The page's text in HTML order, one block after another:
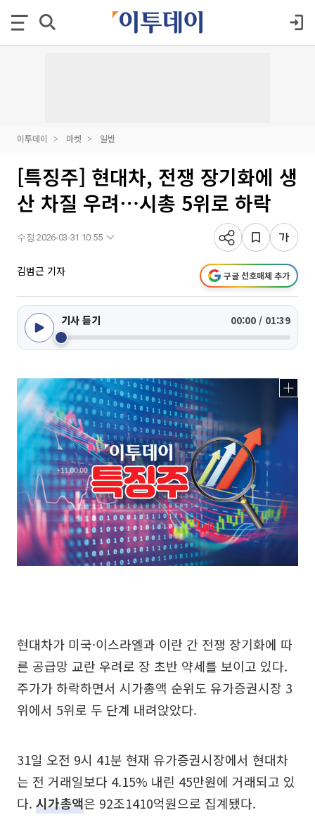
이투데이 마켓 일반
[특징주] 현대차, 전쟁 장기화에 생
산 차질 우려⋯시총 5위로 하락
수정 2026-03-31 10:55
김범근 기자 구글 선호매체 추가
기사 듣기 00:00 / 01:39
현대차가 미국·이스라엘과 이란 간 전쟁 장기화에 따
른 공급망 교란 우려로 장 초반 약세를 보이고 있다.
주가가 하락하면서 시가총액 순위도 유가증권시장 3
위에서 5위로 두 단계 내려앉았다.
31일 오전 9시 41분 현재 유가증권시장에서 현대차
는 전 거래일보다 4.15% 내린 45만원에 거래되고 있
다. 시가총액은 92조1410억원으로 집계됐다.